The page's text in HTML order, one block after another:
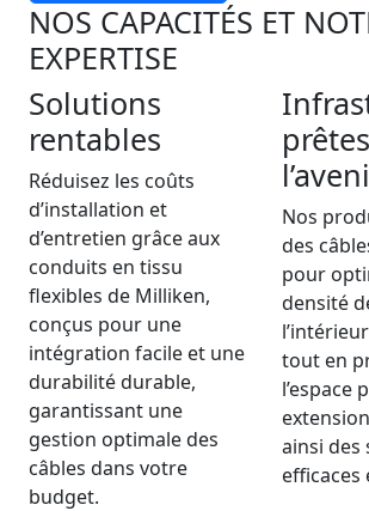
NOS CAPACITÉS ET
EXPERTISE
Solutions
rentables
Réduisez les coûts
d’installation et
d’entretien grâce aux
conduits en tissu
flexibles de Milliken,
conçus pour une
intégration facile et une
durabilité durable,
garantissant une
gestion optimale des
câbles dans votre
budget.
Nos
des
pour
densité
tout en
l’espace
ainsi des
efficaces